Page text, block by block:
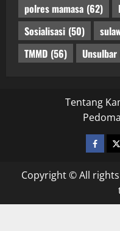
polres mamasa (62)
Sosialisasi (50)
TMMD (56) Unsulbar
Tentang
Copyright © All